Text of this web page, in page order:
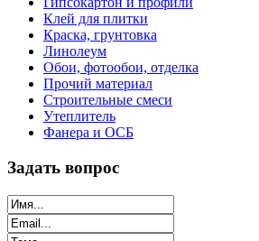
Клей для плитки
Краска, грунтовка
Линолеум
Обои, фотообои, отделка
Прочий материал
Строительные смеси
Утеплитель
Фанера и ОСБ
Задать вопрос